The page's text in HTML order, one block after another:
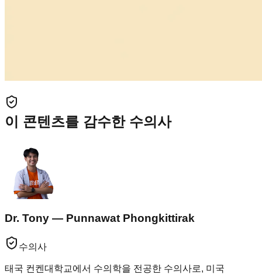
이 콘텐츠를 감수한 수의사
Dr. Tony — Punnawat Phongkittirak
수의사
태국 컨켄대학교에서 수의학을 전공한 수의사로, 미국